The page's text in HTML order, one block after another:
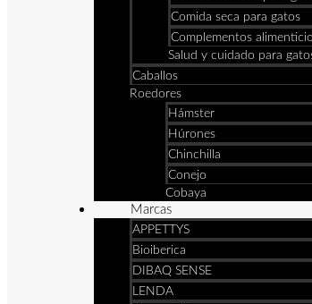
Comida seca para gatos
Complementos
Salud y cuidado para
Caballos
Roedores
Hámster
Húrones
Chinchilla
Conejo
Cobaya
Marcas
APPETTYS
Bioiberica
DIBAQ SENSE
LENDA